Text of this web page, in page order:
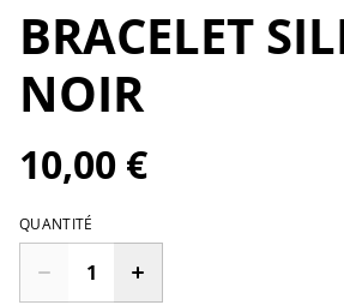
BRACELET
NOIR
10,00 €
QUANTITÉ